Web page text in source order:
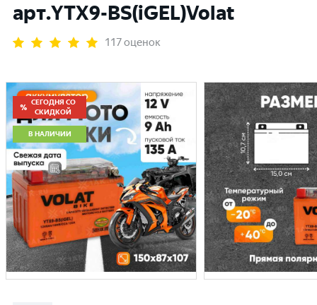
арт.YTX9-BS(iGEL)Volat
117 оценок
СЕГОДНЯ СО
СКИДКОЙ
В НАЛИЧИИ